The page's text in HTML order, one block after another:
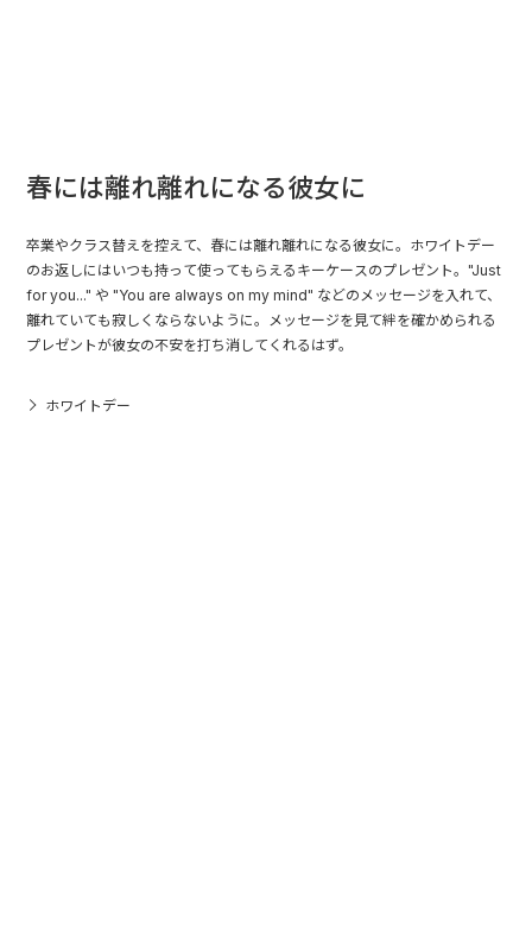
春には離れ離れになる彼女に
卒業やクラス替えを控えて、春には離れ離れになる彼女に。ホワイトデー
のお返しにはいつも持って使ってもらえるキーケースのプレゼント。"Just
for you..." や "You are always on my mind" などのメッセージを入れて、
離れていても寂しくならないように。メッセージを見て絆を確かめられる
プレゼントが彼女の不安を打ち消してくれるはず。
ホワイトデー